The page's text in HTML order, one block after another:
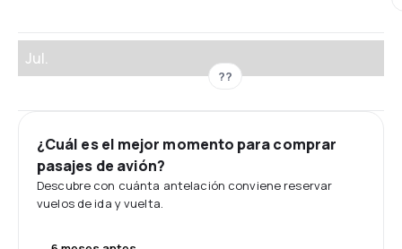
Jul.
??
¿Cuál es el mejor momento para comprar
pasajes de avión?
Descubre con cuánta antelación conviene reservar
vuelos de ida y vuelta.